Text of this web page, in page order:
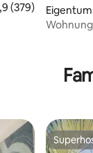
(379)
sundays